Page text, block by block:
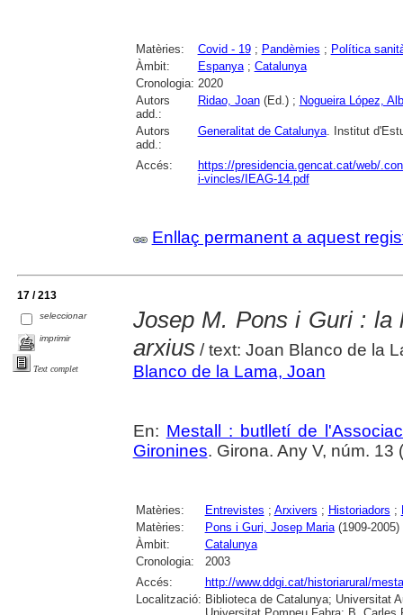
Matèries: Covid - 19; Pandèmies ; Política
Àmbit:
Espanya; Catalunya
Cronologia: 2020
Autors
add.:
Ridao, Joan(Ed.) ; Nogueira López,
Autors
add.:
Generalitat de Catalunya. Institut
Accés:
https://presidencia.gencat.cat/web/
i-vincles/IEAG-14.pdf
Enllaç permanent a aquest
17 / 213
seleccionar
imprimir
Text complet
Josep M. Pons i Guri : la
arxius/ text: Joan Blanco de la
Blanco de la Lama, Joan
En: Mestall : butlletí de
Gironines. Girona. Any V, núm. 13
Matèries: Entrevistes ; Arxivers ; Historiadors ;
Matèries:
Pons i Guri, Josep Maria(1909-2005)
Àmbit:
Catalunya
Cronologia:
2003
Accés:
http://www.ddgi.cat/historiarural/
Localització: Biblioteca de Catalunya; Universitat